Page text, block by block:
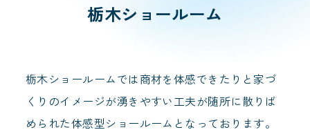
栃木ショールーム
栃木ショールームでは商材を体感できたりと家づ
くりのイメージが湧きやすい工夫が随所に散りば
められた体感型ショールームとなっております。